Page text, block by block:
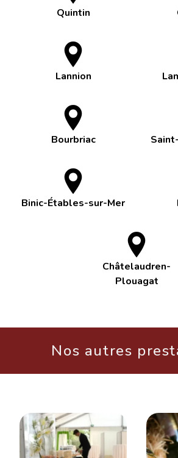
Quintin
Lannion
Bourbriac
Binic-Étables-sur-Mer
Châtelaudren-
Plouagat
Nos autres